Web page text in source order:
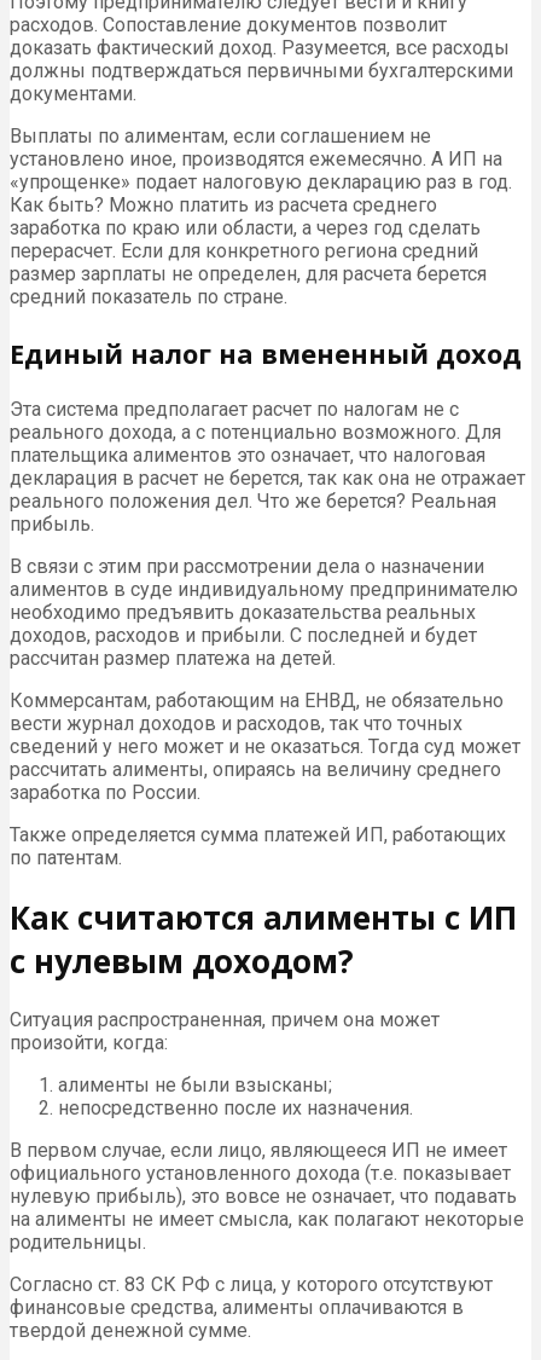
расходов. Сопоставление документов позволит
доказать фактический доход. Разумеется, все расходы
должны подтверждаться первичными бухгалтерскими
документами.
Выплаты по алиментам, если соглашением не
установлено иное, производятся ежемесячно. А ИП на
«упрощенке» подает налоговую декларацию раз в год.
Как быть? Можно платить из расчета среднего
заработка по краю или области, а через год сделать
перерасчет. Если для конкретного региона средний
размер зарплаты не определен, для расчета берется
средний показатель по стране.
Единый налог на вмененный доход
Эта система предполагает расчет по налогам не с
реального дохода, а с потенциально возможного. Для
плательщика алиментов это означает, что налоговая
декларация в расчет не берется, так как она не отражает
реального положения дел. Что же берется? Реальная
прибыль.
В связи с этим при рассмотрении дела о назначении
алиментов в суде индивидуальному предпринимателю
необходимо предъявить доказательства реальных
доходов, расходов и прибыли. С последней и будет
рассчитан размер платежа на детей.
Коммерсантам, работающим на ЕНВД, не обязательно
вести журнал доходов и расходов, так что точных
сведений у него может и не оказаться. Тогда суд может
рассчитать алименты, опираясь на величину среднего
заработка по России.
Также определяется сумма платежей ИП, работающих
по патентам.
Как считаются алименты с ИП
с нулевым доходом?
Ситуация распространенная, причем она может
произойти, когда:
алименты не были взысканы;
непосредственно после их назначения.
В первом случае, если лицо, являющееся ИП не имеет
официального установленного дохода (т.е. показывает
нулевую прибыль), это вовсе не означает, что подавать
на алименты не имеет смысла, как полагают некоторые
родительницы.
Согласно ст. 83 СК РФ с лица, у которого отсутствуют
финансовые средства, алименты оплачиваются в
твердой денежной сумме.